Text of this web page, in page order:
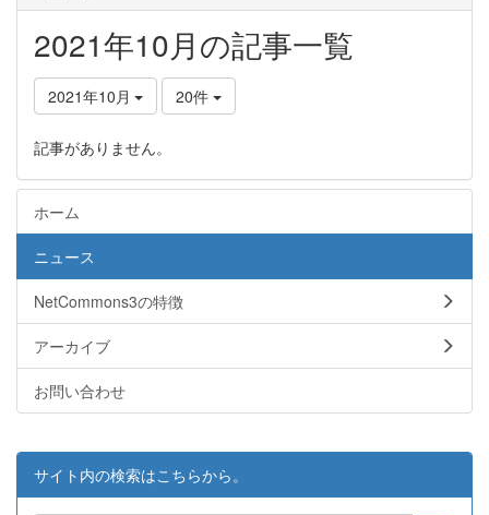
2021年10月の記事一覧
2021年10月 20件
記事がありません。
ホーム
ニュース
NetCommons3の特徴
アーカイブ
お問い合わせ
サイト内の検索はこちらから。